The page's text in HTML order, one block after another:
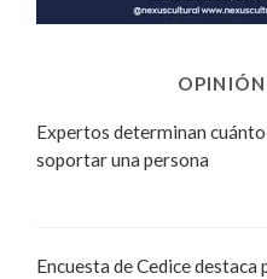
Expertos determinan
soportar una persona
Encuesta de Cedice